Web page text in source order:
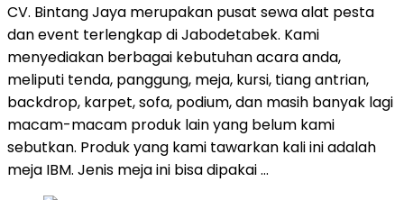
CV. Bintang Jaya merupakan pusat sewa alat pesta
dan event terlengkap di Jabodetabek. Kami
menyediakan berbagai kebutuhan acara anda,
meliputi tenda, panggung, meja, kursi, tiang antrian,
backdrop, karpet, sofa, podium, dan masih banyak lagi
macam-macam produk lain yang belum kami
sebutkan. Produk yang kami tawarkan kali ini adalah
meja IBM. Jenis meja ini bisa dipakai …